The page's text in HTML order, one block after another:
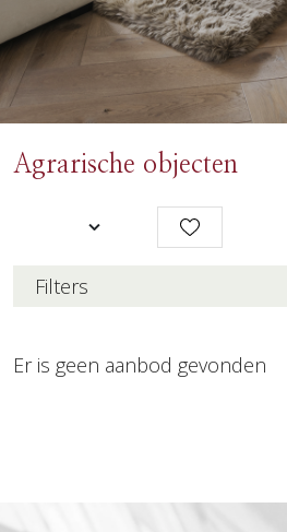
Agrarische objecten
Filters
Er is geen aanbod gevonden